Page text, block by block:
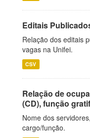
Editais
Relação dos editais
vagas na Unifei.
CSV
Relação de
(CD), função
Nome dos
cargo/função.